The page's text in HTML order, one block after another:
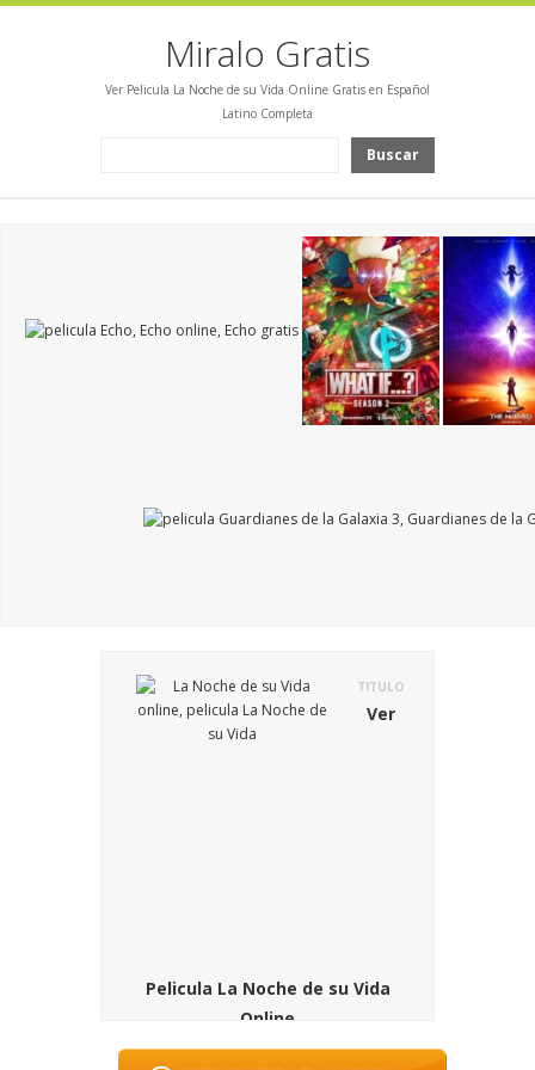
Miralo Gratis
Ver Pelicula La Noche de su Vida Online Gratis en Español
Latino Completa
Buscar
TITULO
Ver
Pelicula La Noche de su Vida
Online
SINOPSIS